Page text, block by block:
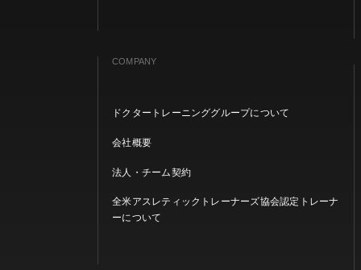
COMPANY
ドクタートレーニンググループについて
会社概要
法人・チーム契約
全米アスレティックトレーナーズ協会認定トレーナ
ーについて